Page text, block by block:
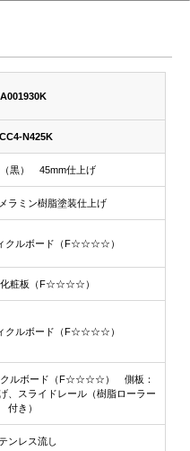
A001930K
N425K
黒） 45mm仕上げ
ラミン樹脂塗装仕上げ
クルボード（F☆☆☆☆）
化粧板（F☆☆☆☆）
クルボード（F☆☆☆☆）
クルボード（F☆☆☆☆） 側板：
、スライドレール（樹脂ローラー
付き）
ンレス流し